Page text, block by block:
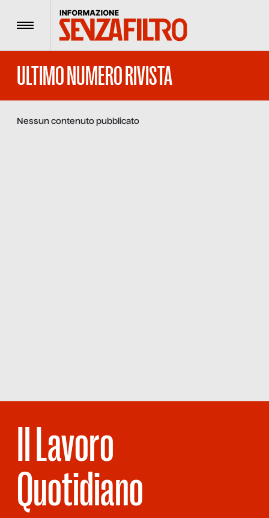
Menu
ULTIMO NUMERO RIVISTA
Nessun contenuto pubblicato
Il Lavoro
Quotidiano